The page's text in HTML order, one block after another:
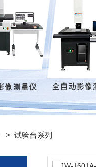
> 试验台系列